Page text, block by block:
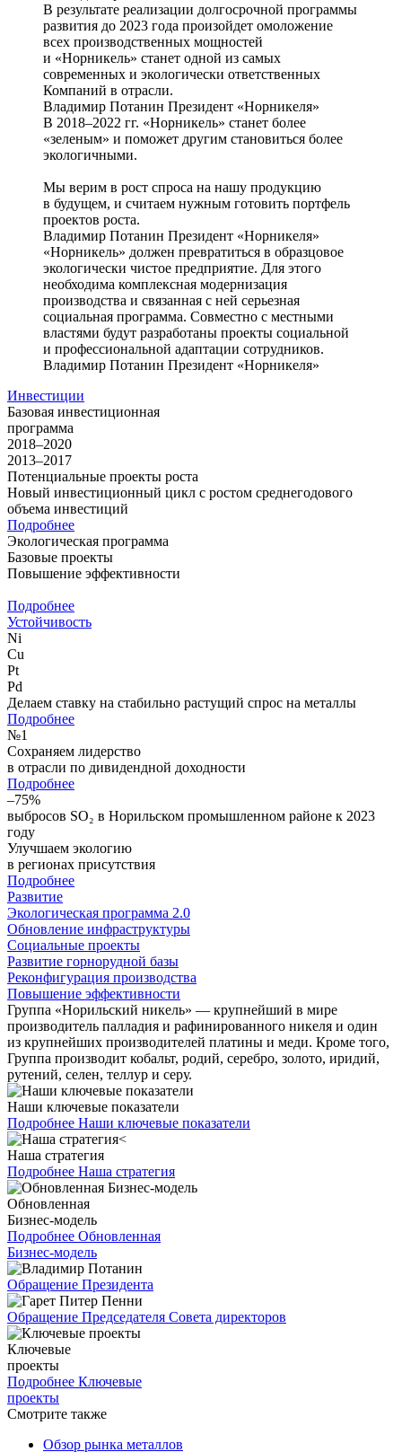
В результате реализации долгосрочной программы
развития до 2023 года произойдет омоложение
всех производственных мощностей
и «Норникель» станет одной из самых
современных и экологически ответственных
Компаний в отрасли.
Владимир Потанин Президент «Норникеля»
В 2018–2022 гг. «Норникель» станет более
«зеленым» и поможет другим становиться более
экологичными.
Мы верим в рост спроса на нашу продукцию
в будущем, и считаем нужным готовить портфель
проектов роста.
Владимир Потанин Президент «Норникеля»
«Норникель» должен превратиться в образцовое
экологически чистое предприятие. Для этого
необходима комплексная модернизация
производства и связанная с ней серьезная
социальная программа. Совместно с местными
властями будут разработаны проекты социальной
и профессиональной адаптации сотрудников.
Владимир Потанин Президент «Норникеля»
Инвестиции
Базовая инвестиционная
программа
2018–2020
2013–2017
Потенциальные проекты роста
Новый инвестиционный цикл с ростом среднегодового
объема инвестиций
Подробнее
Экологическая программа
Базовые проекты
Повышение эффективности
Подробнее
Устойчивость
Ni
Cu
Pt
Pd
Делаем ставку на стабильно растущий спрос на металлы
Подробнее
№1
Сохраняем лидерство
в отрасли по дивидендной доходности
Подробнее
–75%
выбросов SO₂ в Норильском промышленном районе к 2023
году
Улучшаем экологию
в регионах присутствия
Подробнее
Развитие
Экологическая программа 2.0
Обновление инфраструктуры
Социальные проекты
Развитие горнорудной базы
Реконфигурация производства
Повышение эффективности
Группа «Норильский никель» — крупнейший в мире
производитель палладия и рафинированного никеля и один
из крупнейших производителей платины и меди. Кроме того,
Группа производит кобальт, родий, серебро, золото, иридий,
рутений, селен, теллур и серу.
Наши ключевые показатели
Подробнее Наши ключевые показатели
Наша стратегия
Подробнее Наша стратегия
Обновленная
Бизнес-модель
Подробнее Обновленная
Бизнес-модель
Обращение Президента
Обращение Председателя Совета директоров
Ключевые
проекты
Подробнее Ключевые
проекты
Смотрите также
Обзор рынка металлов